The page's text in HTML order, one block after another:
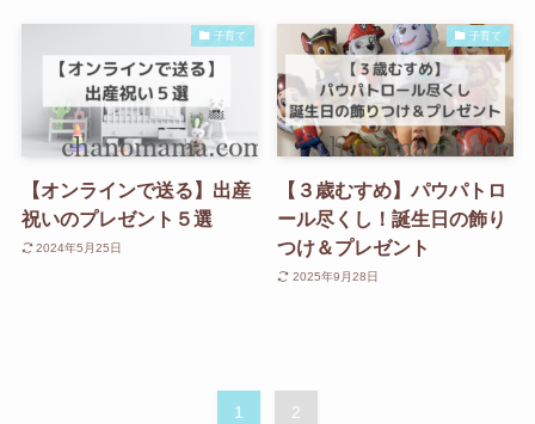
子育て
【オンラインで送る】出産
祝いのプレゼント５選
2024年5月25日
子育て
【３歳むすめ】パウパトロ
ール尽くし！誕生日の飾り
つけ＆プレゼント
2025年9月28日
1 2